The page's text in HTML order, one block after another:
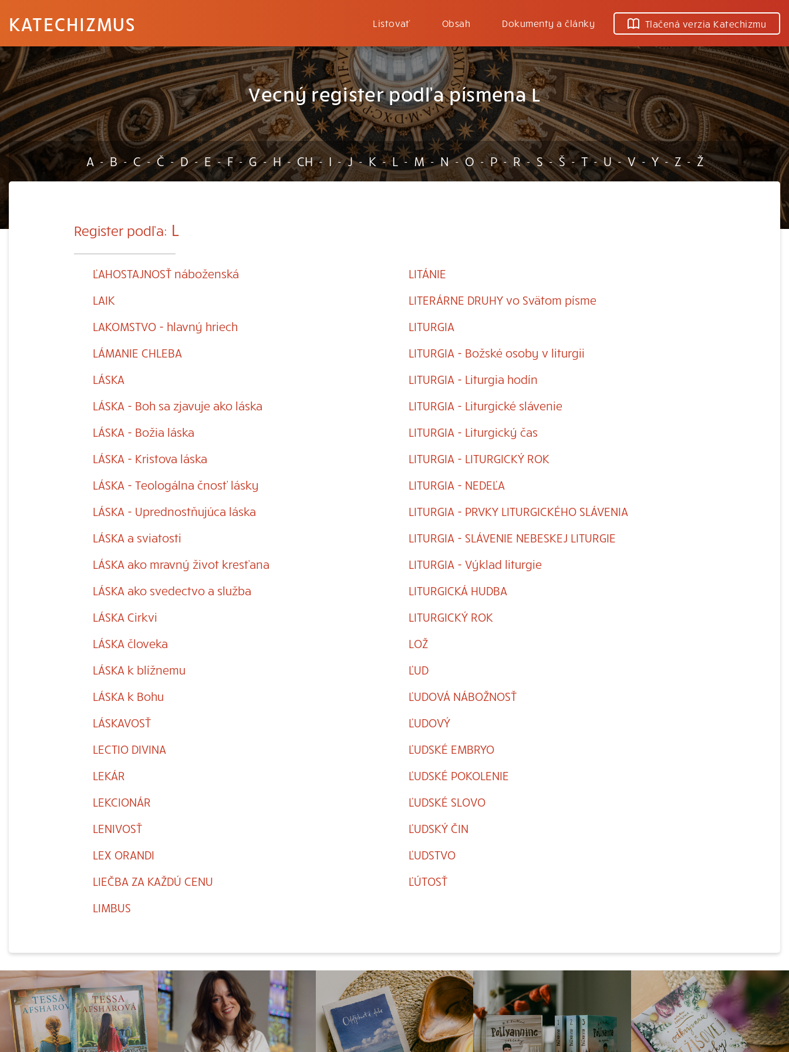
KATECHIZMUS Listovať Obsah Dokumenty a články Tlačená verzia Katechizmu
Vecný register podľa písmena L
A - B - C - Č - D - E - F - G - H - CH - I - J - K - L - M - N - O - P - R - S - Š - T - U - V - Y - Z - Ž
Register podľa: L
ĽAHOSTAJNOSŤ náboženská
LAIK
LAKOMSTVO - hlavný hriech
LÁMANIE CHLEBA
LÁSKA
LÁSKA - Boh sa zjavuje ako láska
LÁSKA - Božia láska
LÁSKA - Kristova láska
LÁSKA - Teologálna čnosť lásky
LÁSKA - Uprednostňujúca láska
LÁSKA a sviatosti
LÁSKA ako mravný život kresťana
LÁSKA ako svedectvo a služba
LÁSKA Cirkvi
LÁSKA človeka
LÁSKA k blížnemu
LÁSKA k Bohu
LÁSKAVOSŤ
LECTIO DIVINA
LEKÁR
LEKCIONÁR
LENIVOSŤ
LEX ORANDI
LIEČBA ZA KAŽDÚ CENU
LIMBUS
LITÁNIE
LITERÁRNE DRUHY vo Svätom písme
LITURGIA
LITURGIA - Božské osoby v liturgii
LITURGIA - Liturgia hodín
LITURGIA - Liturgické slávenie
LITURGIA - Liturgický čas
LITURGIA - LITURGICKÝ ROK
LITURGIA - NEDEĽA
LITURGIA - PRVKY LITURGICKÉHO SLÁVENIA
LITURGIA - SLÁVENIE NEBESKEJ LITURGIE
LITURGIA - Výklad liturgie
LITURGICKÁ HUDBA
LITURGICKÝ ROK
LOŽ
ĽUD
ĽUDOVÁ NÁBOŽNOSŤ
ĽUDOVÝ
ĽUDSKÉ EMBRYO
ĽUDSKÉ POKOLENIE
ĽUDSKÉ SLOVO
ĽUDSKÝ ČIN
ĽUDSTVO
ĽÚTOSŤ